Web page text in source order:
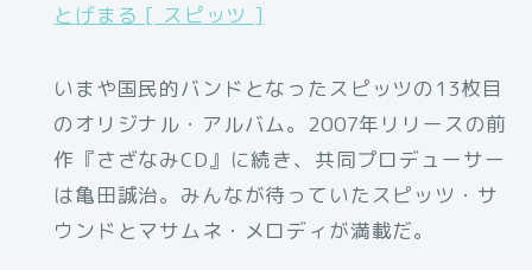
とげまる [ スピッツ ]
いまや国民的バンドとなったスピッツの13枚目
のオリジナル・アルバム。2007年リリースの前
作『さざなみCD』に続き、共同プロデューサー
は亀田誠治。みんなが待っていたスピッツ・サ
ウンドとマサムネ・メロディが満載だ。